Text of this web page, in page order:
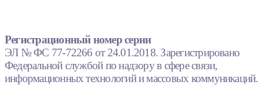
Регистрационный номер серии
ЭЛ № ФС 77-72266 от 24.01.2018. Зарегистрировано
Федеральной службой по надзору в сфере связи,
информационных технологий и массовых коммуникаций.